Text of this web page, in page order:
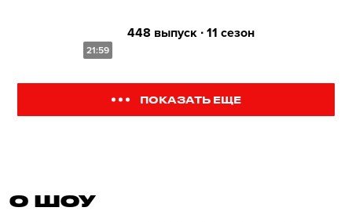
21:59
448 выпуск ∙ 11 сезон
ПОКАЗАТЬ ЕЩЕ
О ШОУ